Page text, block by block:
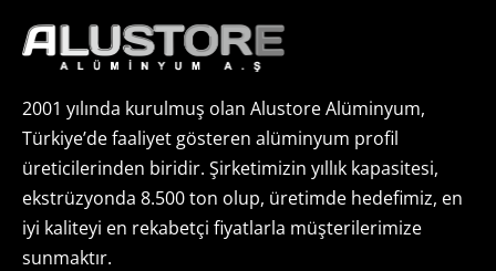
2001 yılında kurulmuş olan Alustore Alüminyum,
Türkiye’de faaliyet gösteren alüminyum profil
üreticilerinden biridir. Şirketimizin yıllık kapasitesi,
ekstrüzyonda 8.500 ton olup, üretimde hedefimiz, en
iyi kaliteyi en rekabetçi fiyatlarla müşterilerimize
sunmaktır.